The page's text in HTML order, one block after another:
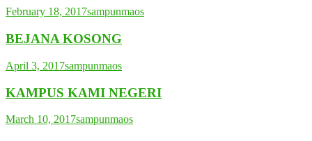
February 18, 2017sampunmaos
BEJANA KOSONG
April 3, 2017sampunmaos
KAMPUS KAMI NEGERI
March 10, 2017sampunmaos